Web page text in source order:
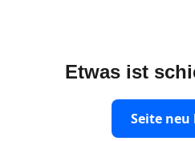
Etwas ist
Seite neu